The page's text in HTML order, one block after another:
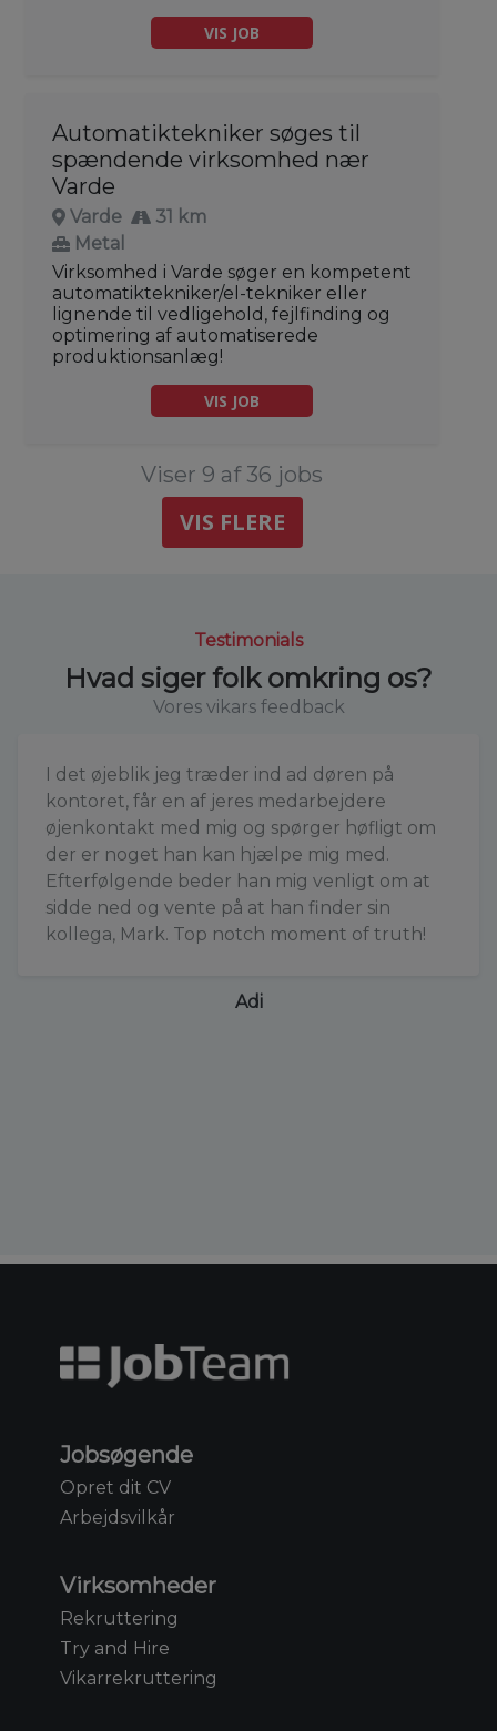
VIS JOB
Automatiktekniker søges til
spændende virksomhed nær
Varde
Varde
31 km
Metal
Virksomhed i Varde søger en kompetent
automatiktekniker/el-tekniker eller
lignende til vedligehold, fejlfinding og
optimering af automatiserede
produktionsanlæg!
VIS JOB
Viser 9 af 36 jobs
VIS FLERE
Testimonials
Hvad siger folk omkring os?
Vores vikars feedback
I det øjeblik jeg træder ind ad døren på
kontoret, får en af jeres medarbejdere
øjenkontakt med mig og spørger høfligt om
der er noget han kan hjælpe mig med.
Efterfølgende beder han mig venligt om at
sidde ned og vente på at han finder sin
kollega, Mark. Top notch moment of truth!
Adi
Jobsøgende
Opret dit CV
Arbejdsvilkår
Virksomheder
Rekruttering
Try and Hire
Vikarrekruttering